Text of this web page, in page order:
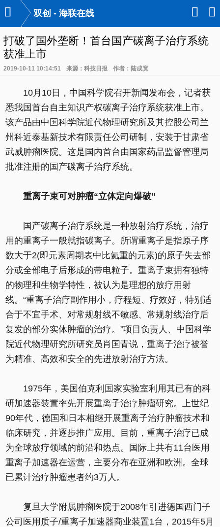
 双创 - 海联在线 󰃙 󰆉
打破了国外垄断！首台国产碳离子治疗系统
获准上市
2019-10-11 10:14:51 来源：科技日报 作者：陆成宽
10月10日，中国科学院召开新闻发布会，记者获
悉我国首台自主知识产权碳离子治疗系统获准上市。
该产品由中国科学院近代物理研究所及其控股公司兰
州科近泰基新技术有限责任公司研制，安装于甘肃省
武威肿瘤医院。这是国内首台由国家药品监督管理局
批准注册的国产碳离子治疗系统。
重离子束可对肿瘤“立体定向爆破”
国产碳离子治疗系统是一种放射治疗系统，治疗
用的重离子一般就指碳离子。所谓重离子是指原子序
数大于2(即元素周期表中比氦重的元素)的原子失去部
分或全部电子后形成的带电粒子。重离子束拥有独特
的物理和生物学特性，被认为是理想的放疗用射
线。“重离子治疗副作用小，疗程短、疗效好，特别适
合于不宜手术、对常规射线不敏感、常规射线治疗后
复发的部分实体肿瘤的治疗。”项目负责人、中国科学
院近代物理研究所研究员肖国青说，重离子治疗被誉
为精准、高效和安全的先进放射治疗方法。
1975年，美国伯克利国家实验室利用其已有的科
研加速器装置率先开展重离子治疗肿瘤研究。上世纪
90年代，德国和日本相继开展重离子治疗肿瘤技术和
临床研究，并逐步推广应用。目前，重离子治疗已成
为全球放疗领域的前沿和热点。国际上共有11台医用
重离子加速器在运营，主要分布在亚洲和欧洲。全球
已累计治疗肿瘤患者约3万人。
复旦大学附属肿瘤医院于2008年引进德国西门子
公司医用质子/重离子加速器商业装置1台，2015年5月